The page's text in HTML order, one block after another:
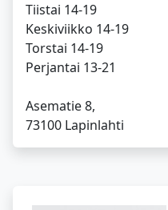
Tiistai 14-19
Keskiviikko 14-19
Torstai 14-19
Perjantai 13-21
Asematie 8,